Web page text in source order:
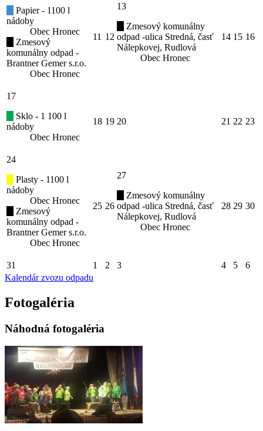
Papier - 1100 l
nádoby
Obec Hronec
Zmesový
komunálny odpad -
Brantner Gemer s.r.o.
Obec Hronec
11 12
13
Zmesový komunálny
odpad -ulica Stredná, časť
Nálepkovej, Rudlová
Obec Hronec
14 15 16
17
Sklo - 1 100 l
nádoby
Obec Hronec
18 19 20 21 22 23
24
Plasty - 1100 l
nádoby
Obec Hronec
Zmesový
komunálny odpad -
Brantner Gemer s.r.o.
Obec Hronec
25 26
27
Zmesový komunálny
odpad -ulica Stredná, časť
Nálepkovej, Rudlová
Obec Hronec
28 29 30
31 1 2 3 4 5
6
Kalendár zvozu odpadu
Fotogaléria
Náhodná fotogaléria